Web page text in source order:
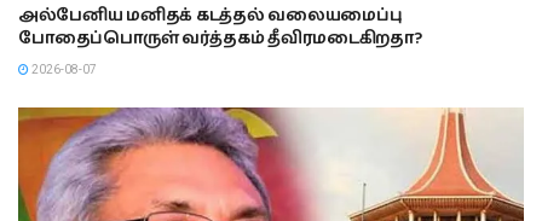
அல்பேனிய மனிதக் கடத்தல் வலையமைப்பு
போதைப்பொருள் வர்த்தகம் தீவிரமடைகிறதா?
2026-08-07